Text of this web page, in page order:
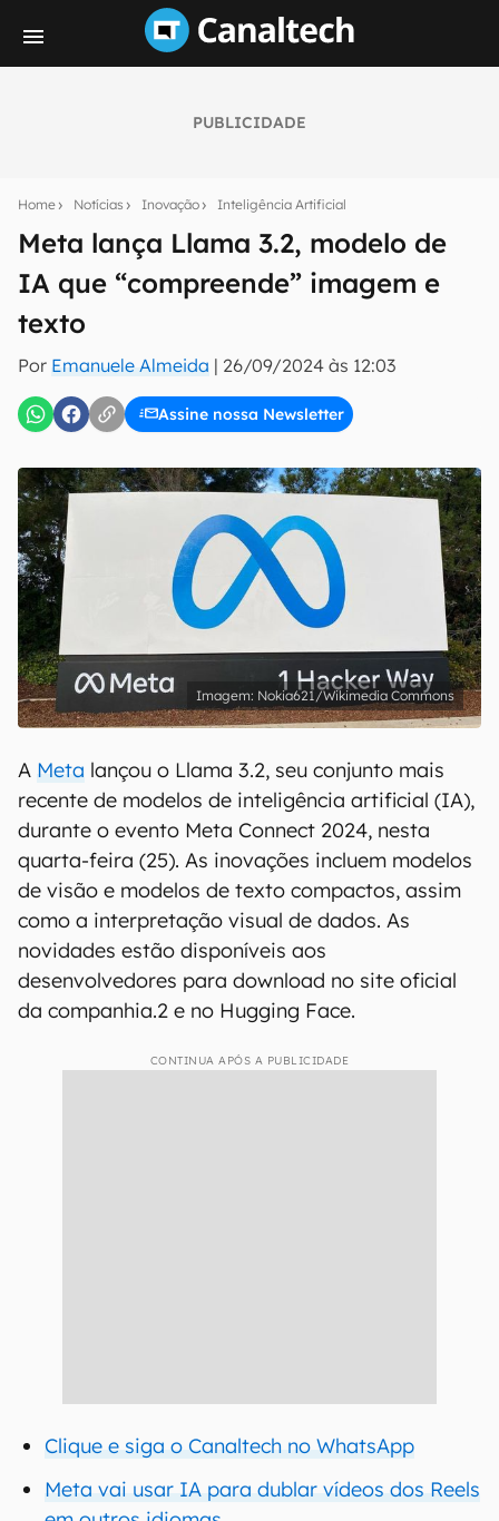
PUBLICIDADE
Home Notícias Inovação Inteligência Artificial
Meta lança Llama 3.2, modelo de
IA que “compreende” imagem e
texto
Por Emanuele Almeida | 26/09/2024 às 12:03
Assine nossa Newsletter
notícias e reviews sobre tecnologia em primeira
mão.
E-mail
inscreva-se
Uso e Política de Privacidade do Canaltech.
Nokia621/Wikimedia Commons
A Meta lançou o Llama 3.2, seu conjunto mais
recente de modelos de inteligência artificial (IA),
durante o evento Meta Connect 2024, nesta
quarta-feira (25). As inovações incluem modelos
de visão e modelos de texto compactos, assim
como a interpretação visual de dados. As
novidades estão disponíveis aos
desenvolvedores para download no site oficial
da companhia.2 e no Hugging Face.
CONTINUA APÓS A PUBLICIDADE
Clique e siga o Canaltech no WhatsApp
Meta vai usar IA para dublar vídeos dos Reels